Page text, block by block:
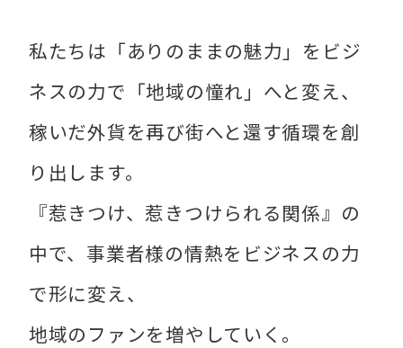
私たちは「ありのままの魅力」をビジ
ネスの力で「地域の憧れ」へと変え、
稼いだ外貨を再び街へと還す循環を創
り出します。
『惹きつけ、惹きつけられる関係』の
中で、事業者様の情熱をビジネスの力
で形に変え、
地域のファンを増やしていく。